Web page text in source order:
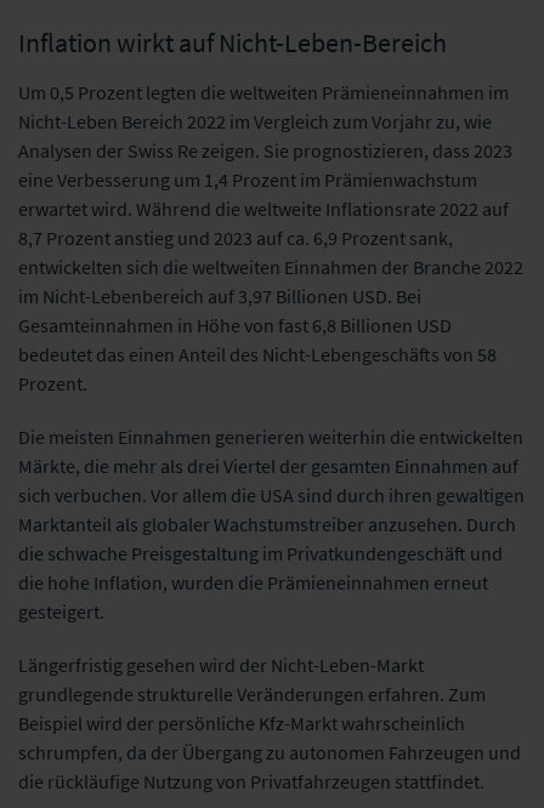
Inflation wirkt auf Nicht-Leben-Bereich
Um 0,5 Prozent legten die weltweiten Prämieneinnahmen im
Nicht-Leben Bereich 2022 im Vergleich zum Vorjahr zu, wie
Analysen der Swiss Re zeigen. Sie prognostizieren, dass 2023
eine Verbesserung um 1,4 Prozent im Prämienwachstum
erwartet wird. Während die weltweite Inflationsrate 2022 auf
8,7 Prozent anstieg und 2023 auf ca. 6,9 Prozent sank,
entwickelten sich die weltweiten Einnahmen der Branche 2022
im Nicht-Lebenbereich auf 3,97 Billionen USD. Bei
Gesamteinnahmen in Höhe von fast 6,8 Billionen USD
bedeutet das einen Anteil des Nicht-Lebengeschäfts von 58
Prozent.
Die meisten Einnahmen generieren weiterhin die entwickelten
Märkte, die mehr als drei Viertel der gesamten Einnahmen auf
sich verbuchen. Vor allem die USA sind durch ihren gewaltigen
Marktanteil als globaler Wachstumstreiber anzusehen. Durch
die schwache Preisgestaltung im Privatkundengeschäft und
die hohe Inflation, wurden die Prämieneinnahmen erneut
gesteigert.
Längerfristig gesehen wird der Nicht-Leben-Markt
grundlegende strukturelle Veränderungen erfahren. Zum
Beispiel wird der persönliche Kfz-Markt wahrscheinlich
schrumpfen, da der Übergang zu autonomen Fahrzeugen und
die rückläufige Nutzung von Privatfahrzeugen stattfindet.